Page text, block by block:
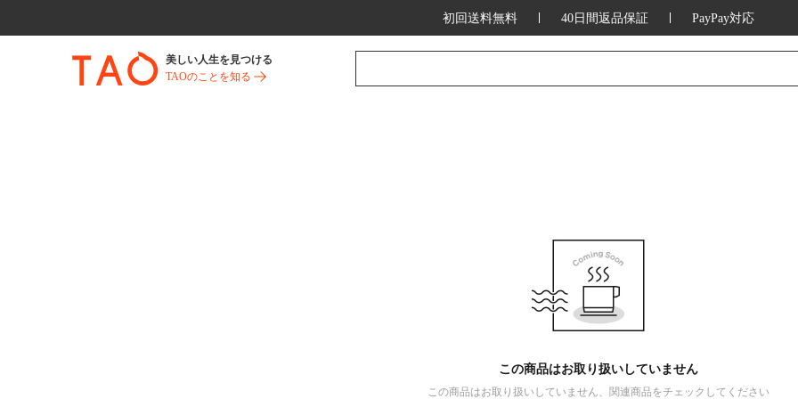
初回送料無料 40日間返品保証 PayPay対応
美しい人生を見つける
TAOのことを知る
この商品はお取り扱いしていません
この商品はお取り扱いしていません、関連商品をチェックしてください